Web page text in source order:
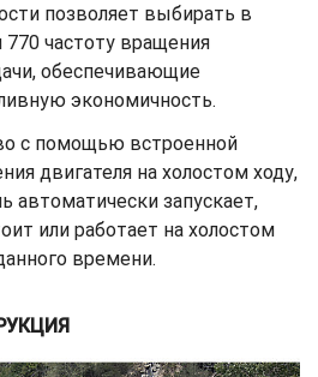
позволяет выбирать в
частоту вращения
обеспечивающие
экономичность.
с помощью встроенной
двигателя на холостом ходу,
автоматически запускает,
или работает на холостом
времени.